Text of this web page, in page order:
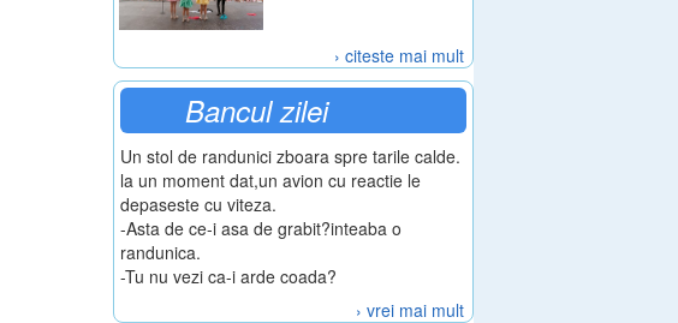
› citeste mai mult
Bancul zilei
Un stol de randunici zboara spre tarile calde.
la un moment dat,un avion cu reactie le
depaseste cu viteza.
-Asta de ce-i asa de grabit?inteaba o
randunica.
-Tu nu vezi ca-i arde coada?
› vrei mai mult